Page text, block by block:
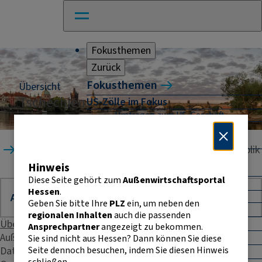
Fokusthemen
Zurück
Fokusthemen
US-Zölle im Fokus
Umfragen zum US-Geschäft
Naher Osten: Auswirkungen für
Absicherung und Finanzierung im
Außenhandel Hessen
CBAM
Entwicklungszusammenarbeit
E-Commerce
E-Rechnung in der EU
Übersicht
Tschechien
Tschechische Republik
Übersicht
Außenhandelsstatistik
Daten & Fakten
Hinweis
Diese Seite gehört zumAußenwirtschaftsportal
Hessen.
Geben Sie bitte Ihre PLZein, um neben den
regionalen Inhaltenauch die passenden
Ansprechpartnerangezeigt zu bekommen.
Sie sind nicht aus Hessen? Dann können Sie diese
Seite dennoch besuchen, indem Sie diesen Hinweis